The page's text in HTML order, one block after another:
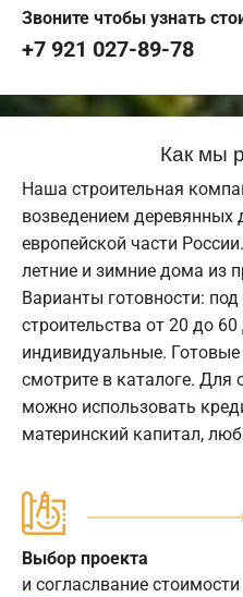
Звоните чтобы узнать
+7 921 027-89-78
Как мы
Наша строительная
возведением деревянных
европейской части
летние и зимние дома из
Варианты готовности:
строительства от 20 до
индивидуальные.
смотрите в каталоге. Для
можно использовать
материнский капитал,
Выбор проекта
и согласлвание